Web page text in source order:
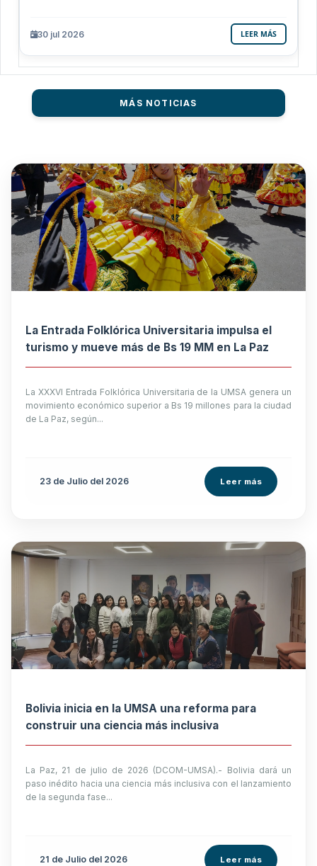
30 jul 2026 LEER MÁS
MÁS NOTICIAS
La Entrada Folklórica Universitaria impulsa el
turismo y mueve más de Bs 19 MM en La Paz
La XXXVI Entrada Folklórica Universitaria de la UMSA genera un
movimiento económico superior a Bs 19 millones para la ciudad
de La Paz, según...
23 de Julio del 2026 Leer más
Bolivia inicia en la UMSA una reforma para
construir una ciencia más inclusiva
La Paz, 21 de julio de 2026 (DCOM-UMSA).- Bolivia dará un
paso inédito hacia una ciencia más inclusiva con el lanzamiento
de la segunda fase...
21 de Julio del 2026 Leer más